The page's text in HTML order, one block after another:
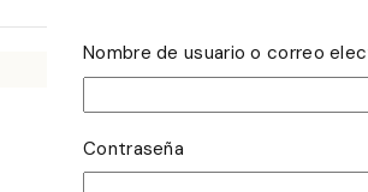
Nombre de usuario o correo
Contraseña